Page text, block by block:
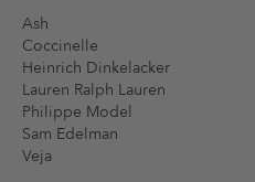
Ash
Coccinelle
Heinrich Dinkelacker
Lauren Ralph Lauren
Philippe Model
Sam Edelman
Veja